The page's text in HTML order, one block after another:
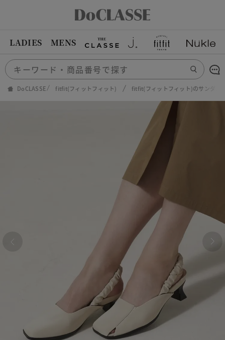
LADIES MENS
DoCLASSE fitfit(フィットフィット) fitfit(フィットフィット)のサンダル